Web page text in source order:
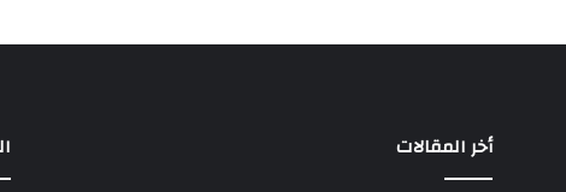
أخر المقالات